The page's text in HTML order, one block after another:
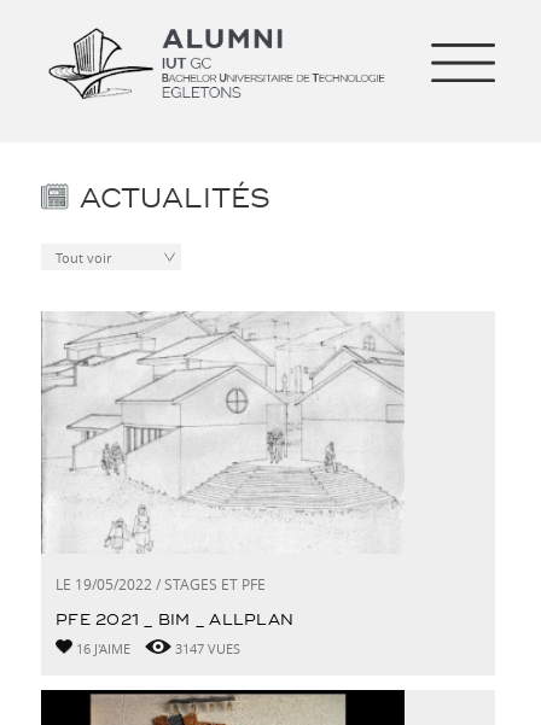
ACTUALITÉS
LE 19/05/2022 / STAGES ET PFE
PFE 2021 _ BIM _ ALLPLAN
16 J'AIME 3147 VUES